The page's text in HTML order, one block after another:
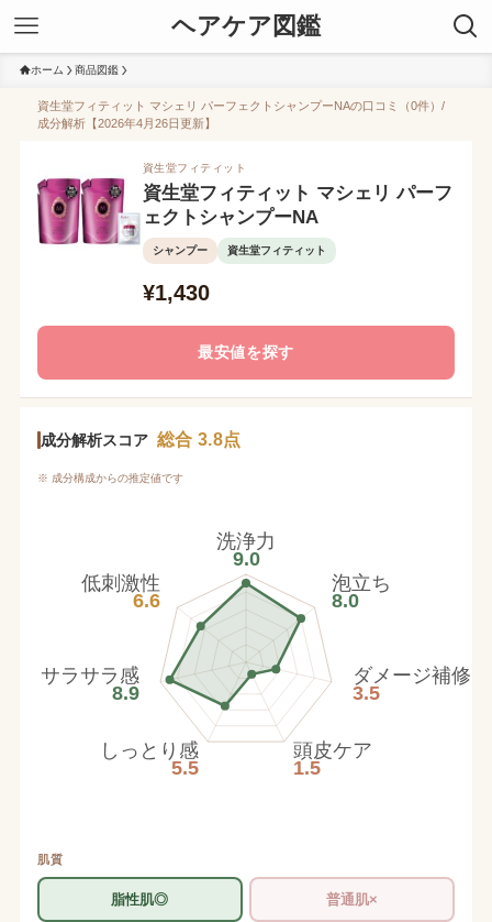
ヘアケア図鑑
ホーム 商品図鑑
資生堂フィティット マシェリ パーフェクトシャンプーNAの口コミ（0件）/
成分解析【2026年4月26日更新】
資生堂フィティット
資生堂フィティット マシェリ パーフ
ェクトシャンプーNA
シャンプー 資生堂フィティット
¥1,430
最安値を探す
成分解析スコア 総合 3.8点
※ 成分構成からの推定値です
洗浄力
9.0
泡立ち
8.0
ダメージ補修
3.5
頭皮ケア
1.5
しっとり感
5.5
サラサラ感
8.9
低刺激性
6.6
肌質
脂性肌◎ 普通肌×